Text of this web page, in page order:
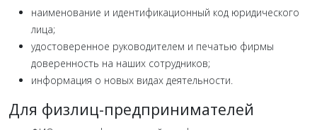
наименование и идентификационный код юридического
лица;
удостоверенное руководителем и печатью фирмы
доверенность на наших сотрудников;
информация о новых видах деятельности.
Для физлиц-предпринимателей